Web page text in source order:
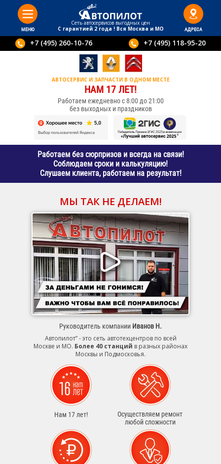
МЕНЮ
Сеть автосервисов выгодныx цен
С гарантией 2 года ! Вся Москва и МО
АДРЕСА
+7 (495) 260-10-76 +7 (495) 118-95-20
АВТОСЕРВИС И ЗАПЧАСТИ В ОДНОМ МЕСТЕ
НАМ 17 ЛЕТ!
Работаем ежедневно с 8:00 до 21:00
без выходных и праздников
Работаем без сюрпризов и всегда на связи!
Соблюдаем сроки и калькуляцию!
Слушаем клиента, работаем на результат!
МЫ ТАК НЕ ДЕЛАЕМ!
Руководитель компании Иванов Н.
Автопилот” - это сеть автотехцентров по всей
Москве и МО. Более 40 станций в разных районах
Москвы и Подмосковья.
Нам 17 лет!
Осуществляем ремонт
любой сложности